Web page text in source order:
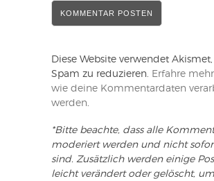
Diese Website verwendet
Spam zu reduzieren. Erfahre
wie deine Kommentardaten
werden.
*Bitte beachte, dass alle
moderiert werden und nicht
sind. Zusätzlich werden einige
leicht verändert oder gelöscht,